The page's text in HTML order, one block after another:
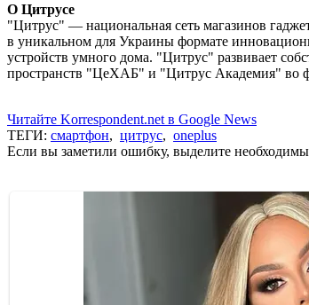
О Цитрусе
"Цитрус" — национальная сеть магазинов
в уникальном для Украины формате
устройств умного дома. "Цитрус" развивает
пространств "ЦеХАБ" и "Цитрус Академия" во
Читайте Korrespondent.net в Google News
ТЕГИ: смартфон, цитрус, oneplus
Если вы заметили ошибку, выделите